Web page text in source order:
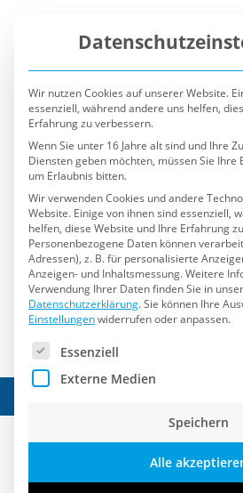
Unterwegs mit den
Rebellen“ der AfD
Wir nutzen Cookies auf unserer Website.
essenziell, während andere uns helfen,
Erfahrung zu verbessern.
Wenn Sie unter 16 Jahre alt sind und Ihre
Diensten geben möchten, müssen Sie
um Erlaubnis bitten.
Wir verwenden Cookies und andere
Website. Einige von ihnen sind essenziell,
helfen, diese Website und Ihre Erfahrung
Personenbezogene Daten können
Adressen), z. B. für personalisierte
Anzeigen- und Inhaltsmessung.Weitere
Verwendung Ihrer Daten finden Sie in
Datenschutzerklärung.Sie können Ihre
Einstellungenwiderrufen oder anpassen.
Es folgt eine Liste der Service-
Essenziell
Externe Medien
Speichern
Alle